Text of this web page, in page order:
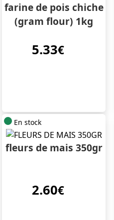
farine de pois chiche
(gram flour) 1kg
5.33€
En stock
fleurs de mais 350gr
2.60€